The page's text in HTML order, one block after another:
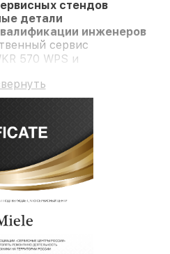
стендов
детали
инженеров
сервис
570 WPS и